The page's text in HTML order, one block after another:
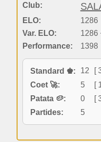
Club:
ELO:
1286
Var. ELO:
1286
Performance:
1398
Standard ♚: 12
[
Coet 🚀:
5
[
Patata 🥔:
0
[
Partides:
5